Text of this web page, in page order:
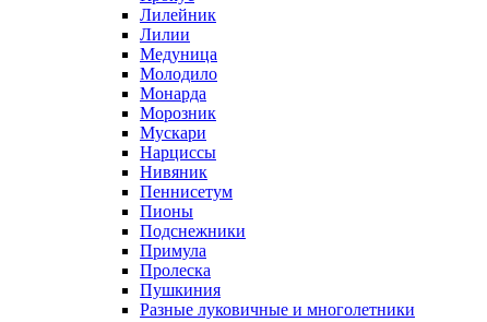
Лилейник
Лилии
Медуница
Молодило
Монарда
Морозник
Мускари
Нарциссы
Нивяник
Пеннисетум
Пионы
Подснежники
Примула
Пролеска
Пушкиния
Разные луковичные и многолетники